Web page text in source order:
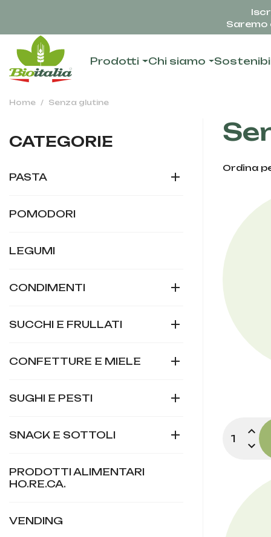
Saremo
Prodotti Chi siamo
Home Senza glutine
CATEGORIE
PASTA 
POMODORI
LEGUMI
CONDIMENTI 
SUCCHI E FRULLATI 
CONFETTURE E MIELE 
SUGHI E PESTI 
SNACK E SOTTOLI 
PRODOTTI ALIMENTARI
HO.RE.CA.
VENDING
Ordina
expand_less
expand_more